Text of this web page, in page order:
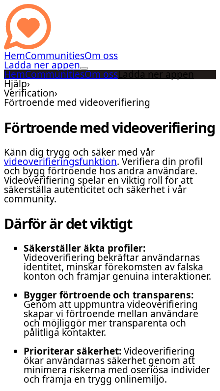
HemCommunitiesOm oss
Ladda ner appen
HemCommunitiesOm ossLadda ner appen
Hjälp›
Verification›
Förtroende med videoverifiering
Förtroende med videoverifiering
Känn dig trygg och säker med vår
videoverifieringsfunktion. Verifiera din profil
och bygg förtroende hos andra användare.
Videoverifiering spelar en viktig roll för att
säkerställa autenticitet och säkerhet i vår
community.
Därför är det viktigt
Säkerställer äkta profiler:
Videoverifiering bekräftar användarnas
identitet, minskar förekomsten av falska
konton och främjar genuina interaktioner.
Bygger förtroende och transparens:
Genom att uppmuntra videoverifiering
skapar vi förtroende mellan användare
och möjliggör mer transparenta och
pålitliga kontakter.
Prioriterar säkerhet:Videoverifiering
ökar användarnas säkerhet genom att
minimera riskerna med oseriösa individer
och främja en trygg onlinemiljö.